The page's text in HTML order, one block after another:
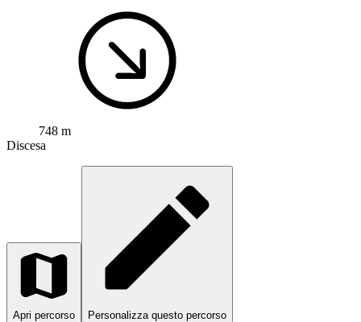
748 m
Discesa
Apri percorso Personalizza questo percorso